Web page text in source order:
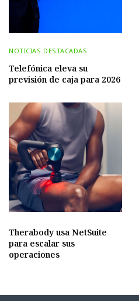
NOTICIAS DESTACADAS
Telefónica eleva su
previsión de caja para 2026
Therabody usa NetSuite
para escalar sus
operaciones